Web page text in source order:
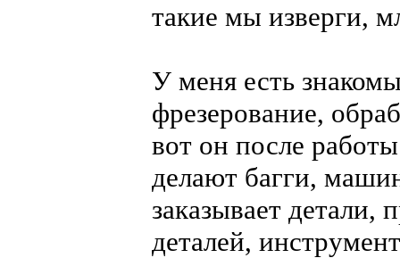
такие мы изверги,
У меня есть
фрезерование,
вот он после
делают багги,
заказывает детали,
деталей,